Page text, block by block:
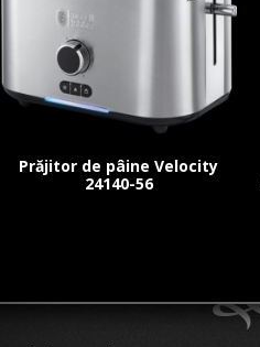
Prăjitor de pâine Velocity
24140-56